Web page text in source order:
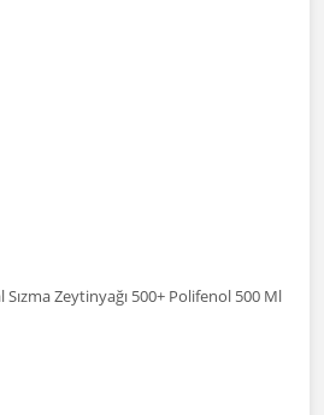
Zeytinyağı 500+ Polifenol 500 Ml